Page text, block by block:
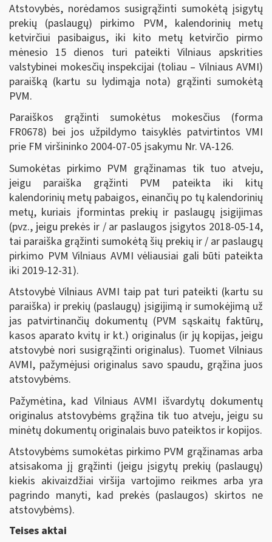
Atstovybės, norėdamos susigrąžinti sumokėtą įsigytų
prekių (paslaugų) pirkimo PVM, kalendorinių metų
ketvirčiui pasibaigus, iki kito metų ketvirčio pirmo
mėnesio 15 dienos turi pateikti Vilniaus apskrities
valstybinei mokesčių inspekcijai (toliau – Vilniaus AVMI)
paraišką (kartu su lydimąja nota) grąžinti sumokėtą
PVM.
Paraiškos grąžinti sumokėtus mokesčius (forma
FR0678) bei jos užpildymo taisyklės patvirtintos VMI
prie FM viršininko 2004-07-05 įsakymu Nr. VA-126.
Sumokėtas pirkimo PVM grąžinamas tik tuo atveju,
jeigu paraiška grąžinti PVM pateikta iki kitų
kalendorinių metų pabaigos, einančių po tų kalendorinių
metų, kuriais įformintas prekių ir paslaugų įsigijimas
(pvz., jeigu prekės ir / ar paslaugos įsigytos 2018-05-14,
tai paraiška grąžinti sumokėtą šių prekių ir / ar paslaugų
pirkimo PVM Vilniaus AVMI vėliausiai gali būti pateikta
iki 2019-12-31).
Atstovybė Vilniaus AVMI taip pat turi pateikti (kartu su
paraiška) ir prekių (paslaugų) įsigijimą ir sumokėjimą už
jas patvirtinančių dokumentų (PVM sąskaitų faktūrų,
kasos aparato kvitų ir kt.) originalus (ir jų kopijas, jeigu
atstovybė nori susigrąžinti originalus). Tuomet Vilniaus
AVMI, pažymėjusi originalus savo spaudu, grąžina juos
atstovybėms.
Pažymėtina, kad Vilniaus AVMI išvardytų dokumentų
originalus atstovybėms grąžina tik tuo atveju, jeigu su
minėtų dokumentų originalais buvo pateiktos ir kopijos.
Atstovybėms sumokėtas pirkimo PVM grąžinamas arba
atsisakoma jį grąžinti (jeigu įsigytų prekių (paslaugų)
kiekis akivaizdžiai viršija vartojimo reikmes arba yra
pagrindo manyti, kad prekės (paslaugos) skirtos ne
atstovybėms).
Teises aktai